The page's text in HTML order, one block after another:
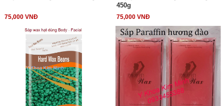
75,000 VNĐ
450g
75,000 VNĐ